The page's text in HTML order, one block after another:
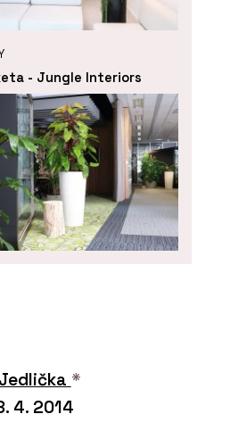
- Jungle Interiors
*
4. 2014